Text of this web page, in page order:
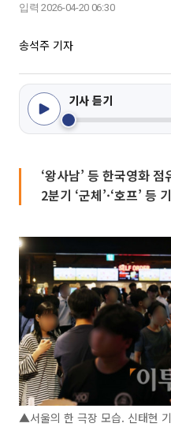
입력 2026-04-20 06:30
송석주 기자
기사 듣기
‘왕사남’ 등 한국영화
2분기 ‘군체’·‘호프’ 등
▲서울의 한 극장 모습. 신태현